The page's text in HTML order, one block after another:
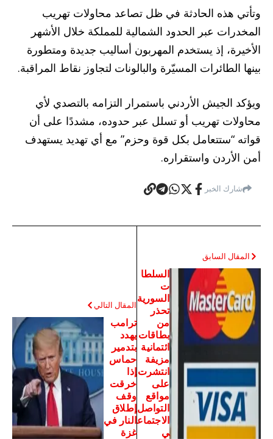
وتأتي هذه الحادثة في ظل تصاعد محاولات تهريب
المخدرات عبر الحدود الشمالية للمملكة خلال الأشهر
الأخيرة، إذ يستخدم المهربون أساليب جديدة ومتطورة
بينها الطائرات المسيّرة والبالونات لتجاوز نقاط المراقبة.
ويؤكد الجيش الأردني باستمرار التزامه بالتصدي لأي
محاولات تهريب أو تسلل عبر حدوده، مشددًا على أن
قواته “ستتعامل بكل قوة وحزم” مع أي تهديد يستهدف
أمن الأردن واستقراره.
شارك الخبر
المقال السابق
السلطا
ت
السورية
تحذر
من
بطاقات
ائتمانية
مزيفة
انتشرت
على
مواقع
التواصل
الاجتماع
ي
المقال التالي
ترامب
يهدد
بتدمير
حماس
إذا
خرقت
وقف
إطلاق
النار في
غزة